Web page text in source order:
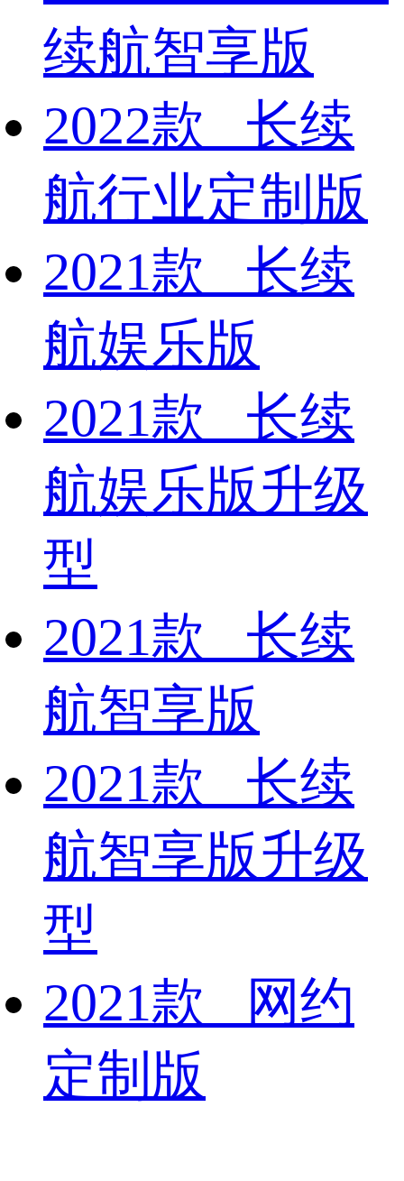
续航智享版
2022款 长续
航行业定制版
2021款 长续
航娱乐版
2021款 长续
航娱乐版升级
型
2021款 长续
航智享版
2021款 长续
航智享版升级
型
2021款 网约
定制版